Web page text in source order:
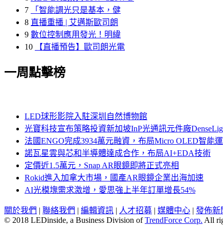
7
「智能調光只是基本，健
8 直播重播 | 艾邁斯歐司朗
9 數位控制應用發光！明緯
10
【直播預告】歐司朗光電
一周點擊榜
LED球形影院入駐深圳自然博物館
光寶科技宣布策略投資新加坡InP光通訊元件廠
法國ENGO完成3934萬元融資，布局Micro OLED智能
諾瓦星雲與芯和半導體達成合作，布局AI+EDA技術
定價近1.5萬元，Snap AR眼鏡即將正式亮相
Rokid進入加拿大市場，國產AR眼鏡企業出海加速
AI光模塊需求激增，愛思強上半年訂單增長54%
關於我們 | 聯絡我們 | 編輯資訊 | 人才招募 | 媒體中心 | 發佈新
© 2018 LEDinside, a Business Division ofTrendForce Corp. All